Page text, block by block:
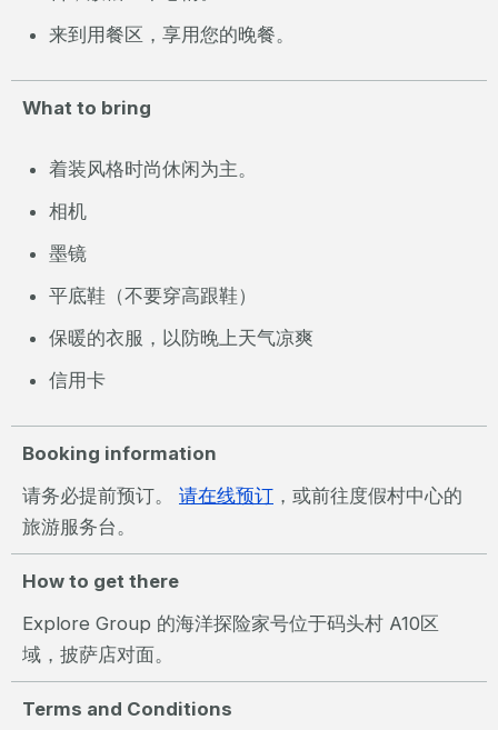
来到用餐区，享用您的晚餐。
What to bring
着装风格时尚休闲为主。
相机
墨镜
平底鞋（不要穿高跟鞋）
保暖的衣服，以防晚上天气凉爽
信用卡
Booking information
请务必提前预订。 请在线预订 ，或前往度假村中心的
旅游服务台。
How to get there
Explore Group 的海洋探险家号位于码头村 A10区
域，披萨店对面。
Terms and Conditions